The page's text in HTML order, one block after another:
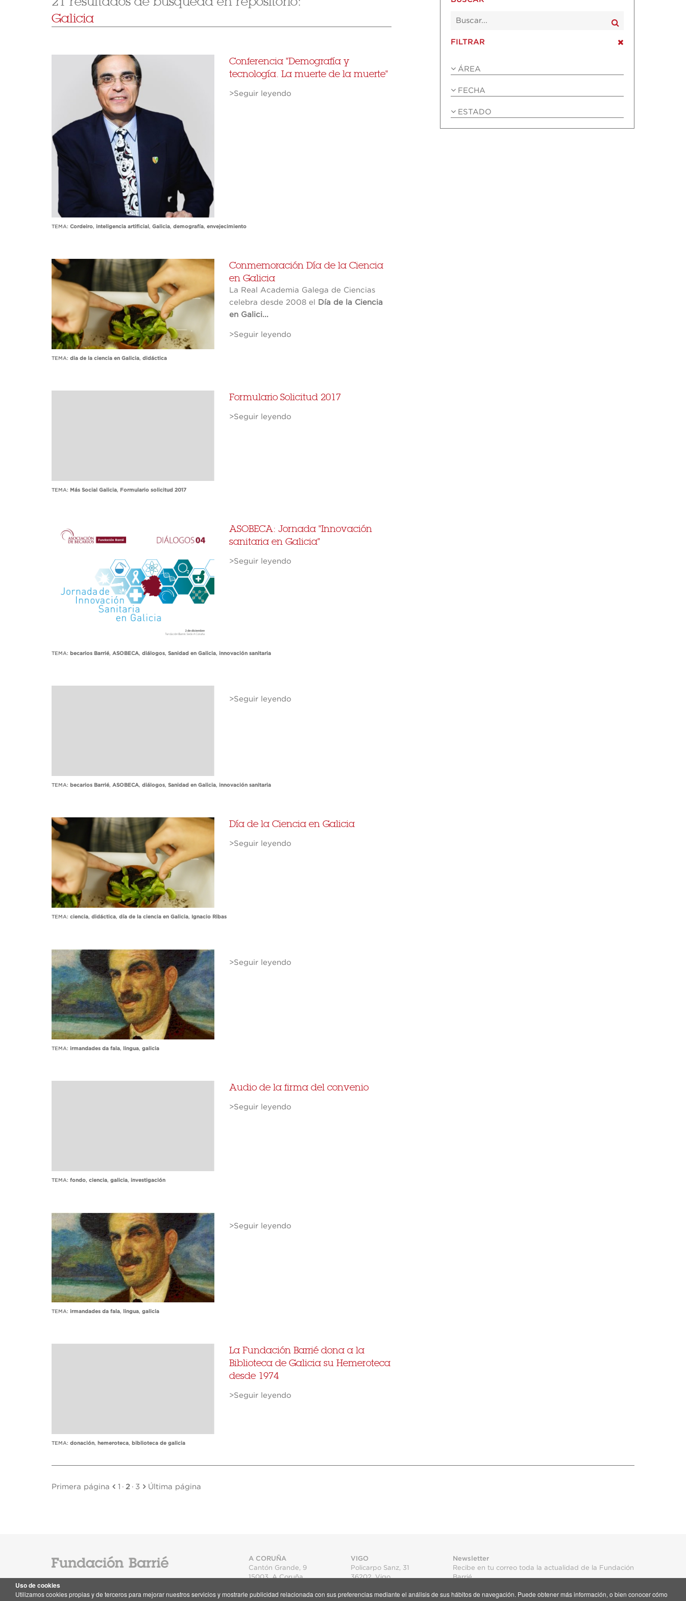
FILTRAR
ÁREA
FECHA
ESTADO
Galicia
Conferencia "Demografía y
tecnología. La muerte de la muerte"
>Seguir leyendo
TEMA: Cordeiro, inteligencia artificial , Galicia, demografía, envejecimiento
Conmemoración Día de la Ciencia
en Galicia
La Real Academia Galega de Ciencias
celebra desde 2008 el
Día de la Ciencia
en Galici...
>Seguir leyendo
TEMA: dia de la ciencia en Galicia, didáctica
Formulario Solicitud 2017
>Seguir leyendo
TEMA: Más Social Galicia, Formulario solicitud 2017
ASOBECA: Jornada "Innovación
sanitaria en Galicia"
>Seguir leyendo
TEMA: becarios Barrié, ASOBECA, diálogos, Sanidad en Galicia, innovación sanitaria
>Seguir leyendo
TEMA: becarios Barrié, ASOBECA, diálogos, Sanidad en Galicia, innovación sanitaria
Día de la Ciencia en Galicia
>Seguir leyendo
TEMA: ciencia, didáctica, día de la ciencia en Galicia, Ignacio Ribas
>Seguir leyendo
TEMA: irmandades da fala, lingua, galicia
Audio de la firma del convenio
>Seguir leyendo
TEMA: fondo, ciencia, galicia, investigación
>Seguir leyendo
TEMA: irmandades da fala, lingua, galicia
La Fundación Barrié dona a la
Biblioteca de Galicia su Hemeroteca
desde 1974
>Seguir leyendo
TEMA: donación, hemeroteca, biblioteca de galicia
Primera página 1 · 2 · 3 Última página
Contacto
A CORUÑA
Cantón Grande, 9
15003,A Coruña
Mapa
VIGO
Policarpo Sanz, 31
36202,Vigo
Mapa
Newsletter
Recibe en tu correo toda la actualidad de la Fundación
Barrié
Suscríbete aquí
Uso de cookies
Utilizamos cookies propias y de terceros para mejorar nuestros servicios y mostrarle publicidad relacionada con sus preferencias mediante el análisis de sus hábitos de navegación. Puede obtener más información, o bien conocer cómo